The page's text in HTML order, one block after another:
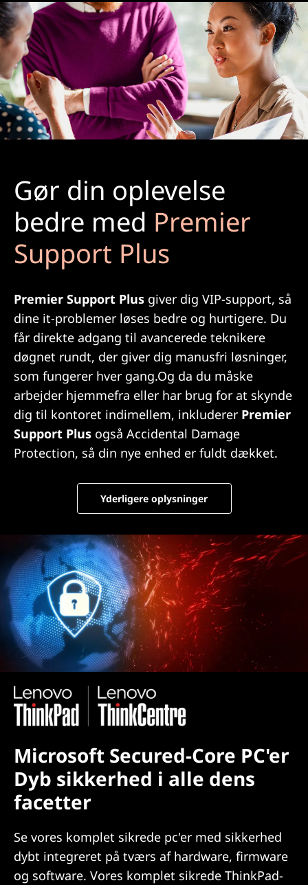
Gør din oplevelse
bedre med Premier
Support Plus
Premier Support Plus giver dig VIP-support, så
dine it-problemer løses bedre og hurtigere. Du
får direkte adgang til avancerede teknikere
døgnet rundt, der giver dig manusfri løsninger,
som fungerer hver gang.Og da du måske
arbejder hjemmefra eller har brug for at skynde
dig til kontoret indimellem, inkluderer Premier
Support Plus også Accidental Damage
Protection, så din nye enhed er fuldt dækket.
Yderligere oplysninger
Microsoft Secured-Core PC'er
Dyb sikkerhed i alle dens
facetter
Se vores komplet sikrede pc'er med sikkerhed
dybt integreret på tværs af hardware, firmware
og software. Vores komplet sikrede ThinkPad-